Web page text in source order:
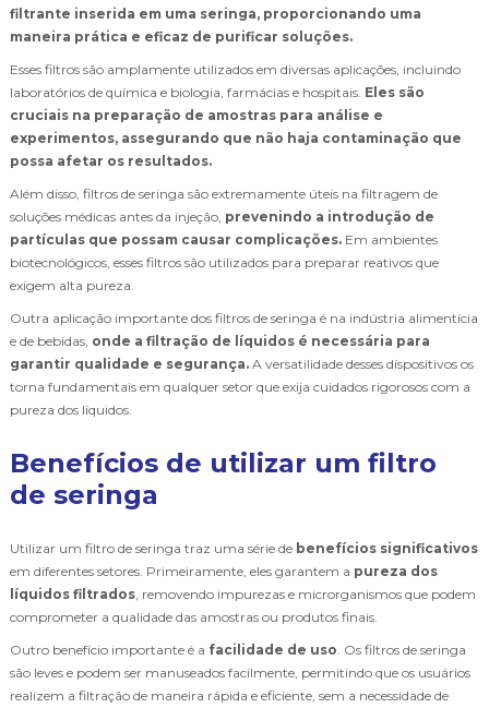
filtrante inserida em uma seringa, proporcionando uma
maneira prática e eficaz de purificar soluções.
Esses filtros são amplamente utilizados em diversas aplicações, incluindo
laboratórios de química e biologia, farmácias e hospitais. Eles são
cruciais na preparação de amostras para análise e
experimentos, assegurando que não haja contaminação que
possa afetar os resultados.
Além disso, filtros de seringa são extremamente úteis na filtragem de
soluções médicas antes da injeção, prevenindo a introdução de
partículas que possam causar complicações. Em ambientes
biotecnológicos, esses filtros são utilizados para preparar reativos que
exigem alta pureza.
Outra aplicação importante dos filtros de seringa é na indústria alimentícia
e de bebidas, onde a filtração de líquidos é necessária para
garantir qualidade e segurança. A versatilidade desses dispositivos os
torna fundamentais em qualquer setor que exija cuidados rigorosos com a
pureza dos líquidos.
Benefícios de utilizar um filtro
de seringa
Utilizar um filtro de seringa traz uma série de benefícios significativos
em diferentes setores. Primeiramente, eles garantem a pureza dos
líquidos filtrados, removendo impurezas e microrganismos que podem
comprometer a qualidade das amostras ou produtos finais.
Outro benefício importante é a facilidade de uso. Os filtros de seringa
são leves e podem ser manuseados facilmente, permitindo que os usuários
realizem a filtração de maneira rápida e eficiente, sem a necessidade de